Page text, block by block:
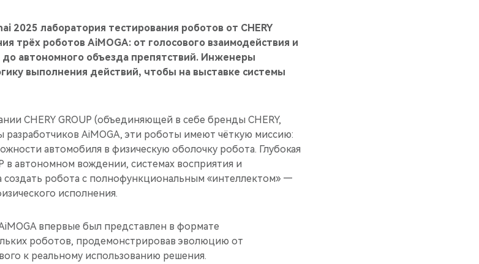
2025 лаборатория тестирования роботов от CHERY
трёх роботов AiMOGA: от голосового взаимодействия и
до автономного объезда препятствий. Инженеры
выполнения действий, чтобы на выставке системы
CHERY GROUP (объединяющей в себе бренды CHERY,
разработчиков AiMOGA, эти роботы имеют чёткую миссию:
автомобиля в физическую оболочку робота. Глубокая
в автономном вождении, системах восприятия и
создать робота с полнофункциональным «интеллектом» —
исполнения.
впервые был представлен в формате
роботов, продемонстрировав эволюцию от
к реальному использованию решения.